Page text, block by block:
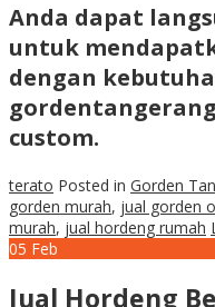
Anda dapat
untuk
dengan
custom.
terato Posted in Gorden
gorden murah, jual gorden
murah, jual hordeng rumah
05 Feb
Jual Hordeng